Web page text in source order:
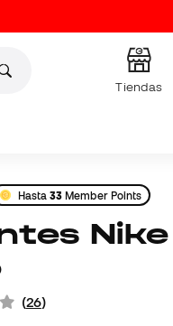
Tiendas
Hasta33 Member Points
(26)